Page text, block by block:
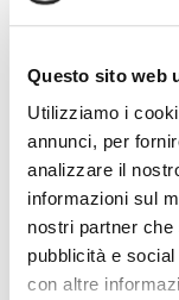
Questo sito web
Utilizziamo i
annunci, per
analizzare il
informazioni sul
nostri partner
pubblicità e
con altre